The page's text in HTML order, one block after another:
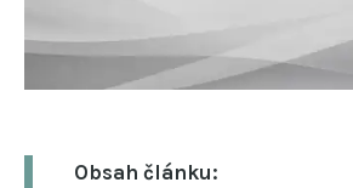
Obsah článku: